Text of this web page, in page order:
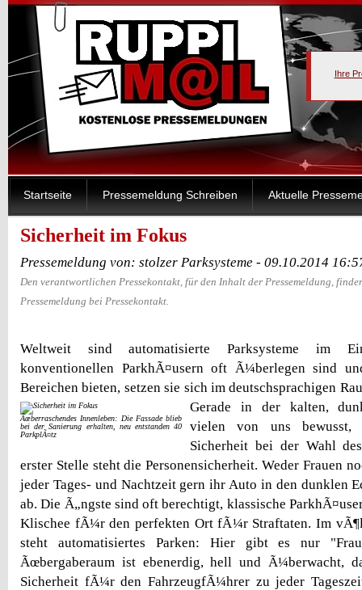
Ihre
Startseite Pressemeldung Schreiben Aktuelle
Sicherheit im Fokus
Pressemeldung von: stolzer Parksysteme - 09.10.2014
Den verantwortlichen Pressekontakt, für den Inhalt der Pressemeldung,
Pressemeldung bei Pressekontakt.
Weltweit sind automatisierte Parksysteme im
konventionellen ParkhÃ¤usern oft Ã¼berlegen sind
Bereichen bieten, setzen sie sich im deutschsprachigen
Ãœberraschendes Innenleben: Die Fassade blieb
bei der Sanierung erhalten, neu entstanden 40
ParkplÃ¤tz
Gerade in der kalten,
vielen von uns bewusst,
Sicherheit bei der Wahl
erster Stelle steht die Personensicherheit. Weder Frauen
jeder Tages- und Nachtzeit gern ihr Auto in den dunklen
ab. Die Ã„ngste sind oft berechtigt, klassische
Klischee fÃ¼r den perfekten Ort fÃ¼r Straftaten. Im
steht automatisiertes Parken: Hier gibt es nur
Ãœbergaberaum ist ebenerdig, hell und Ã¼berwacht,
Sicherheit fÃ¼r den FahrzeugfÃ¼hrer zu jeder